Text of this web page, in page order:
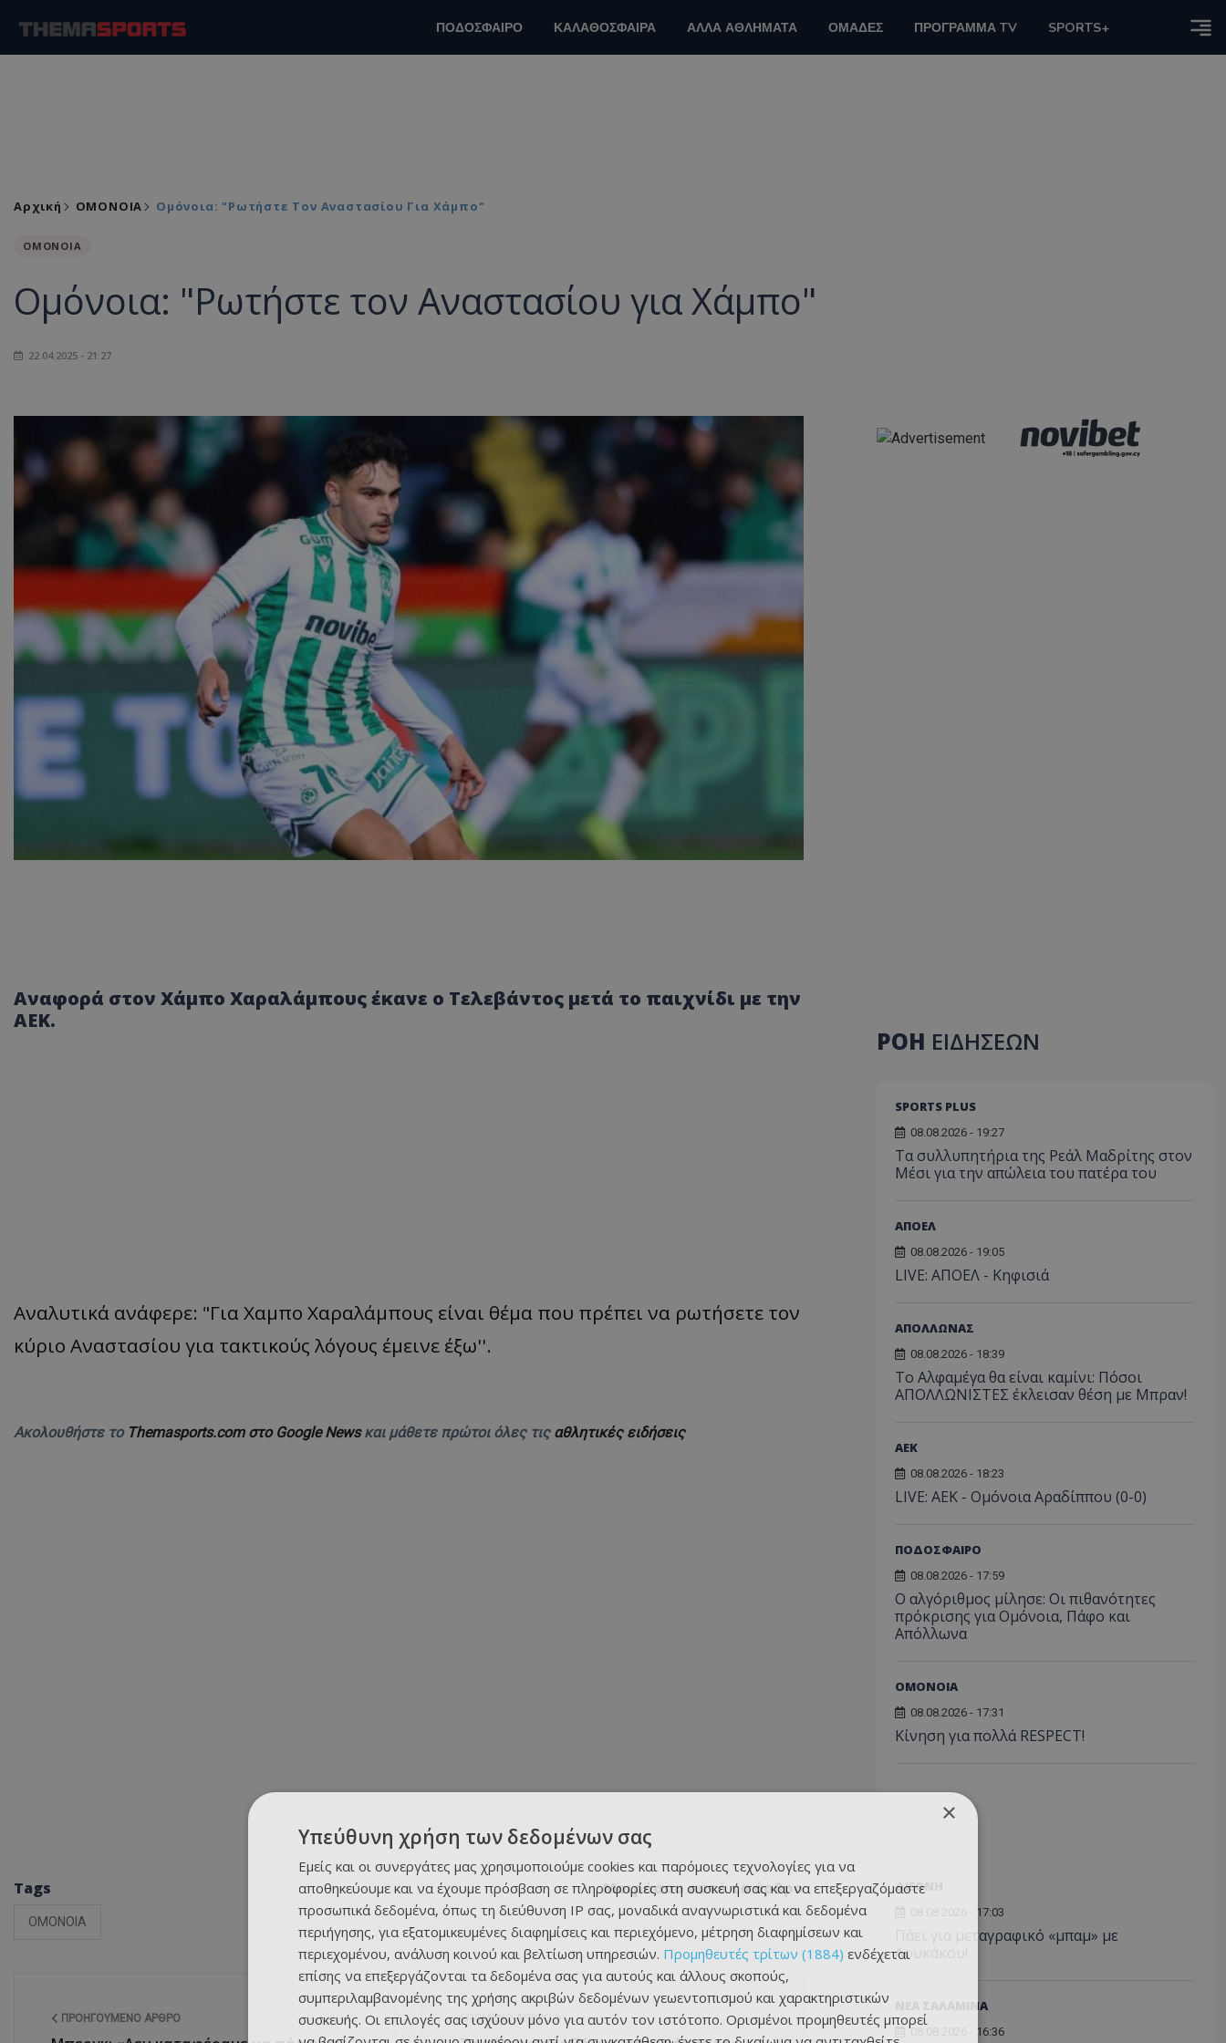
ΠΟΔΟΣΦΑΙΡΟ ΚΑΛΑΘΟΣΦΑΙΡΑ ΑΛΛΑ ΑΘΛΗΜΑΤΑ ΟΜΑΔΕΣ ΠΡΟΓΡΑΜΜΑ TV SPORTS+
Αρχική ΟΜΟΝΟΙΑ Ομόνοια: "Ρωτήστε Τον Αναστασίου Για Χάμπο"
ΟΜΟΝΟΙΑ
Ομόνοια: "Ρωτήστε τον Αναστασίου για Χάμπο"
22.04.2025 - 21:27
Αναφορά στον Χάμπο Χαραλάμπους έκανε ο Τελεβάντος μετά το παιχνίδι με την
ΑΕΚ.
Αναλυτικά ανάφερε: "Για Χαμπο Χαραλάμπους είναι θέμα που πρέπει να ρωτήσετε τον
κύριο Αναστασίου για τακτικούς λόγους έμεινε έξω''.
Ακολουθήστε το Themasports.com στο Google Newsκαι μάθετε πρώτοι όλες τις αθλητικές ειδήσεις
Tags
ΟΜΟΝΟΙΑ
Μοιράσου αυτό το άρθρο
ΠΡΟΗΓΟΎΜΕΝΟ ΆΡΘΡΟ ΕΠΌΜΕΝΟ ΆΡΘΡΟ
ΡΟΗ ΕΙΔΗΣΕΩΝ
SPORTS PLUS
08.08.2026 - 19:27
Τα συλλυπητήρια της Ρεάλ Μαδρίτης στον
Μέσι για την απώλεια του πατέρα του
ΑΠΟΕΛ
08.08.2026 - 19:05
LIVE: ΑΠΟΕΛ - Κηφισιά
ΑΠΟΛΛΩΝΑΣ
08.08.2026 - 18:39
Το Αλφαμέγα θα είναι καμίνι: Πόσοι
ΑΠΟΛΛΩΝΙΣΤΕΣ έκλεισαν θέση με Μπραν!
ΑEK
08.08.2026 - 18:23
LIVE: ΑΕΚ - Ομόνοια Αραδίππου (0-0)
ΠΟΔΟΣΦΑΙΡΟ
08.08.2026 - 17:59
Ο αλγόριθμος μίλησε: Οι πιθανότητες
πρόκρισης για Ομόνοια, Πάφο και
Απόλλωνα
ΟΜΟΝΟΙΑ
08.08.2026 - 17:31
Κίνηση για πολλά RESPECT!
ΔΙΕΘΝΗ
08.08.2026 - 17:03
Πάει για μεταγραφικό «μπαμ» με
Λουκάκου!
ΝΕΑ ΣΑΛΑΜΙΝΑ
08.08.2026 - 16:36
×
Υπεύθυνη χρήση των δεδομένων σας
Εμείς και οι συνεργάτες μας χρησιμοποιούμε cookies και παρόμοιες τεχνολογίες για να
αποθηκεύουμε και να έχουμε πρόσβαση σε πληροφορίες στη συσκευή σας και να επεξεργαζόμαστε
προσωπικά δεδομένα, όπως τη διεύθυνση IP σας, μοναδικά αναγνωριστικά και δεδομένα
περιήγησης, για εξατομικευμένες διαφημίσεις και περιεχόμενο, μέτρηση διαφημίσεων και
περιεχομένου, ανάλυση κοινού και βελτίωση υπηρεσιών. Προμηθευτές τρίτων (1884) ενδέχεται
επίσης να επεξεργάζονται τα δεδομένα σας για αυτούς και άλλους σκοπούς,
συμπεριλαμβανομένης της χρήσης ακριβών δεδομένων γεωεντοπισμού και χαρακτηριστικών
συσκευής. Οι επιλογές σας ισχύουν μόνο για αυτόν τον ιστότοπο. Ορισμένοι προμηθευτές μπορεί